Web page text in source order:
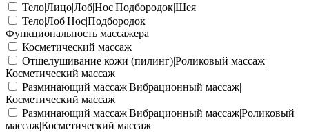
Тело|Лицо|Лоб|Нос|Подбородок|Шея
Тело|Лоб|Нос|Подбородок
Функциональность массажера
Косметический массаж
Отшелушивание кожи (пилинг)|Роликовый массаж|
Косметический массаж
Разминающий массаж|Вибрационный массаж|
Косметический массаж
Разминающий массаж|Вибрационный массаж|Роликовый
массаж|Косметический массаж